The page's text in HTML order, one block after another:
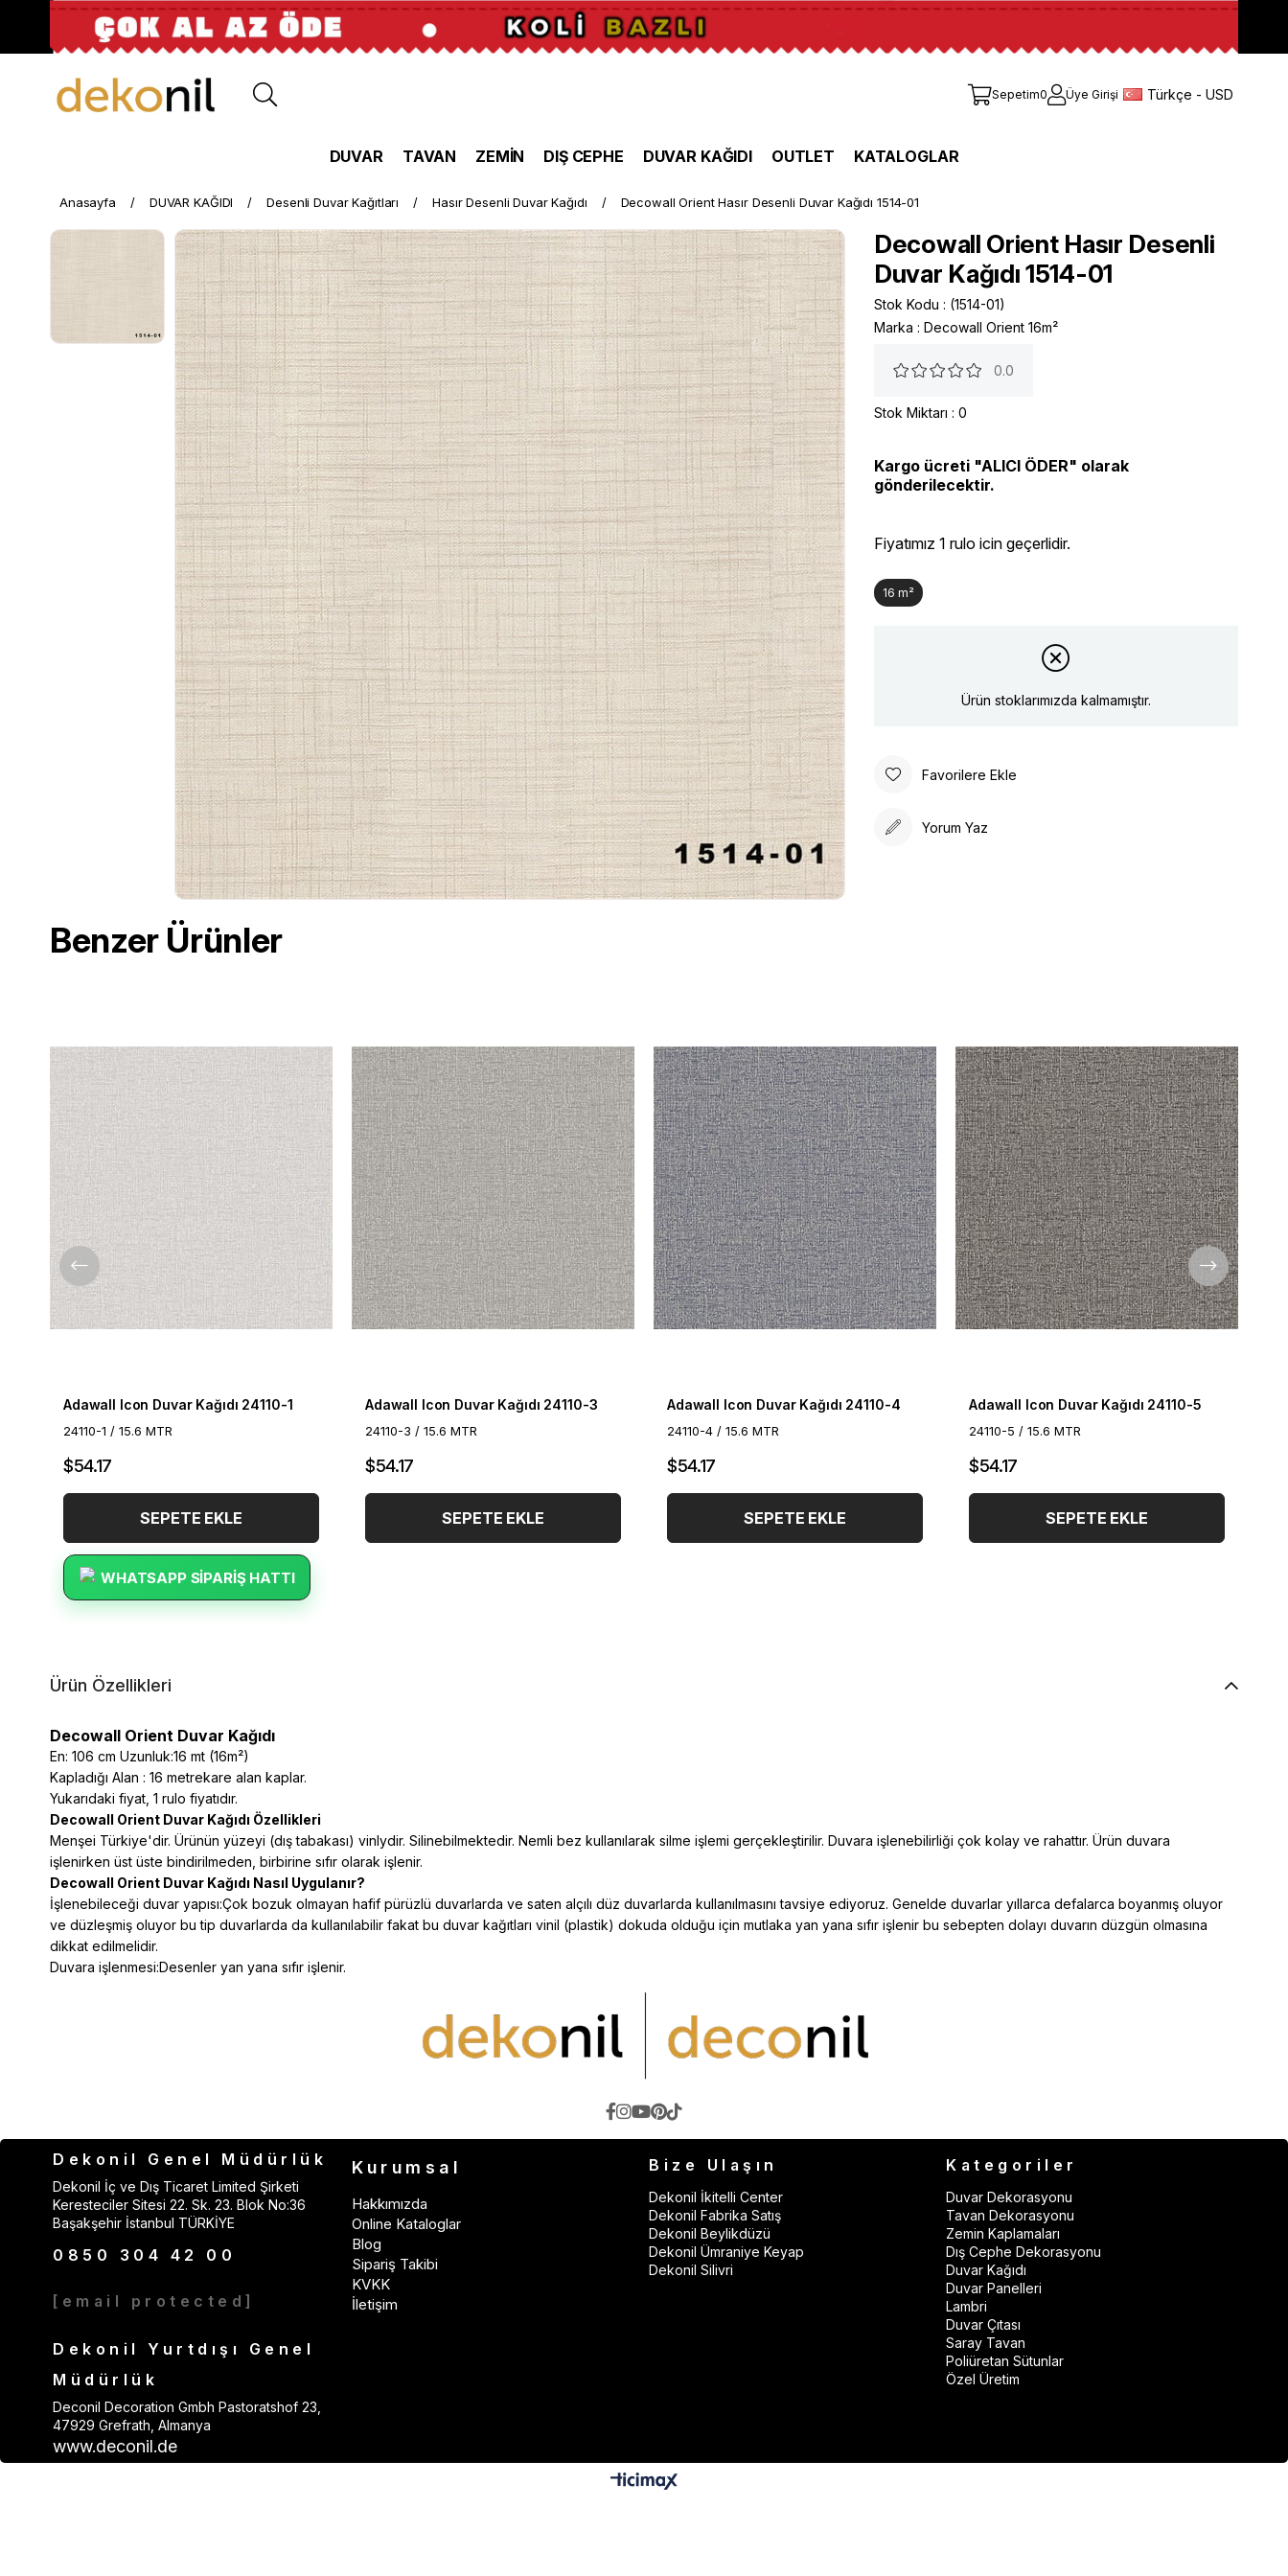
Sepetim0 Üye Girişi Türkçe - USD
DUVAR TAVAN ZEMİN DIŞ CEPHE DUVAR KAĞIDI OUTLET KATALOGLAR
Anasayfa DUVAR KAĞIDI Desenli Duvar Kağıtları Hasır Desenli Duvar Kağıdı Decowall Orient Hasır Desenli Duvar Kağıdı 1514-01
Decowall Orient Hasır Desenli
Duvar Kağıdı 1514-01
Stok Kodu
(1514-01)
Marka : Decowall Orient 16m²
0.0
Stok Miktarı : 0
Kargo ücreti "ALICI ÖDER" olarak
gönderilecektir.
Fiyatımız 1 rulo icin geçerlidir.
16 m²
Ürün stoklarımızda kalmamıştır.
Favorilere Ekle
Yorum Yaz
Benzer Ürünler
Adawall Icon Duvar Kağıdı 24110-1
24110-1 / 15.6 MTR
$54.17
SEPETE EKLE
WHATSAPP SIPARIŞ HATTI
Adawall Icon Duvar Kağıdı 24110-3
24110-3 / 15.6 MTR
$54.17
SEPETE EKLE
Adawall Icon Duvar Kağıdı 24110-4
24110-4 / 15.6 MTR
$54.17
SEPETE EKLE
Adawall Icon Duvar Kağıdı 24110-5
24110-5 / 15.6 MTR
$54.17
SEPETE EKLE
Ürün Özellikleri
Decowall Orient Duvar Kağıdı
En: 106 cm Uzunluk:16 mt (16m²)
Kapladığı Alan : 16 metrekare alan kaplar.
Yukarıdaki fiyat, 1 rulo fiyatıdır.
Decowall Orient Duvar Kağıdı Özellikleri
Menşei Türkiye'dir. Ürünün yüzeyi (dış tabakası) vinlydir. Silinebilmektedir. Nemli bez kullanılarak silme işlemi gerçekleştirilir. Duvara işlenebilirliği çok kolay ve rahattır. Ürün duvara
işlenirken üst üste bindirilmeden, birbirine sıfır olarak işlenir.
Decowall Orient Duvar Kağıdı Nasıl Uygulanır?
İşlenebileceği duvar yapısı:Çok bozuk olmayan hafif pürüzlü duvarlarda ve saten alçılı düz duvarlarda kullanılmasını tavsiye ediyoruz. Genelde duvarlar yıllarca defalarca boyanmış oluyor
ve düzleşmiş oluyor bu tip duvarlarda da kullanılabilir fakat bu duvar kağıtları vinil (plastik) dokuda olduğu için mutlaka yan yana sıfır işlenir bu sebepten dolayı duvarın düzgün olmasına
dikkat edilmelidir.
Duvara işlenmesi:Desenler yan yana sıfır işlenir.
Dekonil Genel Müdürlük
Dekonil İç ve Dış Ticaret Limited Şirketi
Keresteciler Sitesi 22. Sk. 23. Blok No:36
Başakşehir İstanbul TÜRKİYE
0850 304 42 00
[email protected]
Dekonil Yurtdışı Genel
Müdürlük
Deconil Decoration Gmbh Pastoratshof 23,
47929 Grefrath, Almanya
www.deconil.de
Kurumsal
Hakkımızda
Online Kataloglar
Blog
Sipariş Takibi
KVKK
İletişim
Bize Ulaşın
Dekonil İkitelli Center
Dekonil Fabrika Satış
Dekonil Beylikdüzü
Dekonil Ümraniye Keyap
Dekonil Silivri
Kategoriler
Duvar Dekorasyonu
Tavan Dekorasyonu
Zemin Kaplamaları
Dış Cephe Dekorasyonu
Duvar Kağıdı
Duvar Panelleri
Lambri
Duvar Çıtası
Saray Tavan
Poliüretan Sütunlar
Özel Üretim